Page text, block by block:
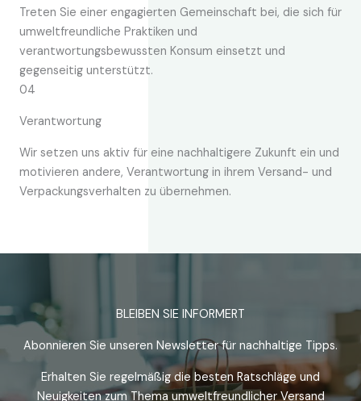
Treten Sie einer engagierten Gemeinschaft bei, die sich für
umweltfreundliche Praktiken und
verantwortungsbewussten Konsum einsetzt und
gegenseitig unterstützt.
04
Verantwortung
Wir setzen uns aktiv für eine nachhaltigere Zukunft ein und
motivieren andere, Verantwortung in ihrem Versand- und
Verpackungsverhalten zu übernehmen.
BLEIBEN SIE INFORMERT
Abonnieren Sie unseren Newsletter für nachhaltige Tipps.
Erhalten Sie regelmäßig die besten Ratschläge und
Neuigkeiten zum Thema umweltfreundlicher Versand